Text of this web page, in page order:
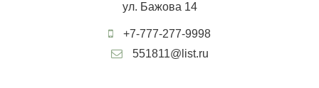
ул. Бажова 14
+7-777-277-9998
551811@list.ru